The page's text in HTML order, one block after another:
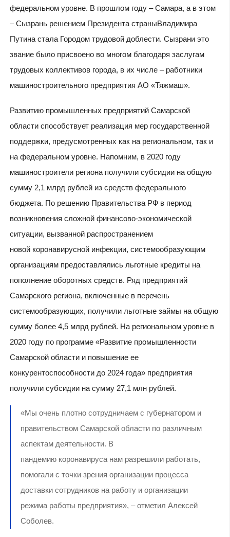
федеральном уровне. В прошлом году – Самара, а в этом
– Сызрань решением Президента страныВладимира
Путина стала Городом трудовой доблести. Сызрани это
звание было присвоено во многом благодаря заслугам
трудовых коллективов города, в их числе – работники
машиностроительного предприятия АО «Тяжмаш».
Развитию промышленных предприятий Самарской
области способствует реализация мер государственной
поддержки, предусмотренных как на региональном, так и
на федеральном уровне. Напомним, в 2020 году
машиностроители региона получили субсидии на общую
сумму 2,1 млрд рублей из средств федерального
бюджета. По решению Правительства РФ в период
возникновения сложной финансово-экономической
ситуации, вызванной распространением
новой коронавирусной инфекции, системообразующим
организациям предоставлялись льготные кредиты на
пополнение оборотных средств. Ряд предприятий
Самарского региона, включенные в перечень
системообразующих, получили льготные займы на общую
сумму более 4,5 млрд рублей. На региональном уровне в
2020 году по программе «Развитие промышленности
Самарской области и повышение ее
конкурентоспособности до 2024 года» предприятия
получили субсидии на сумму 27,1 млн рублей.
«Мы очень плотно сотрудничаем с губернатором и
правительством Самарской области по различным
аспектам деятельности. В
пандемию коронавируса нам разрешили работать,
помогали с точки зрения организации процесса
доставки сотрудников на работу и организации
режима работы предприятия», – отметил Алексей
Соболев.